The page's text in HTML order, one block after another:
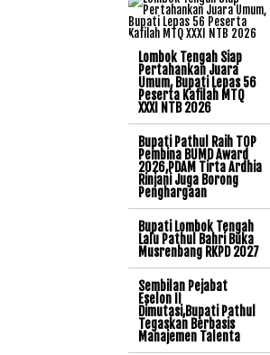
Lombok Tengah Siap
Pertahankan Juara
Umum, Bupati Lepas 56
Peserta Kafilah MTQ
XXXI NTB 2026
Bupati Pathul Raih TOP
Pembina BUMD Award
2026,PDAM Tirta Ardhia
Rinjani Juga Borong
Penghargaan
Bupati Lombok Tengah
Lalu Pathul Bahri Buka
Musrenbang RKPD 2027
Sembilan Pejabat
Eselon II
Dimutasi,Bupati Pathul
Tegaskan Berbasis
Manajemen Talenta